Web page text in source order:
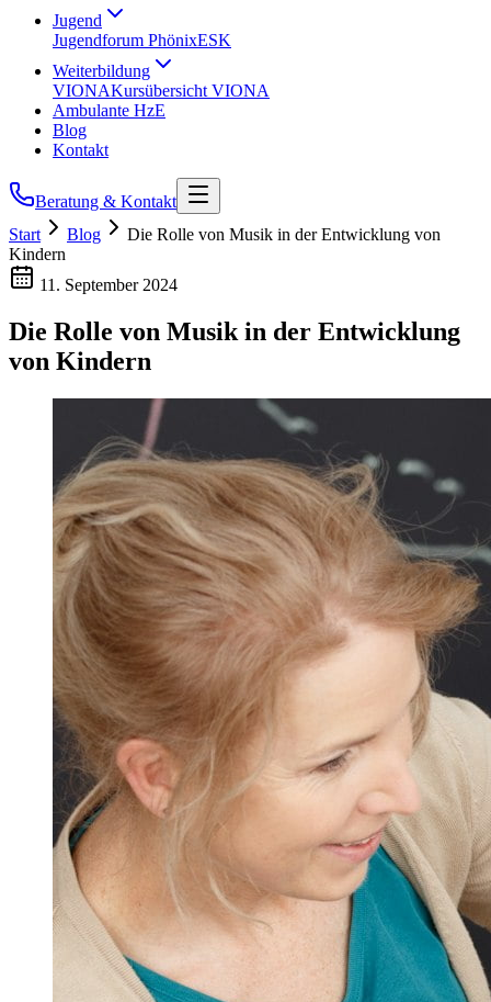
Jugend
Jugendforum PhönixESK
Weiterbildung
VIONAKursübersicht VIONA
Ambulante HzE
Blog
Kontakt
Beratung & Kontakt
Start
Blog
Die Rolle von Musik in der Entwicklung von
Kindern
11. September 2024
Die Rolle von Musik in der Entwicklung
von Kindern